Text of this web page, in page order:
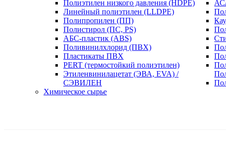
Полиэтилен низкого давления (HDPE)
Линейный полиэтилен (LLDPE)
Полипропилен (ПП)
Полистирол (ПС, PS)
АБС-пластик (ABS)
Поливинилхлорид (ПВХ)
Пластикаты ПВХ
PERT (термостойкий полиэтилен)
Этиленвинилацетат (ЭВА, EVA) /
СЭВИЛЕН
Химическое сырье